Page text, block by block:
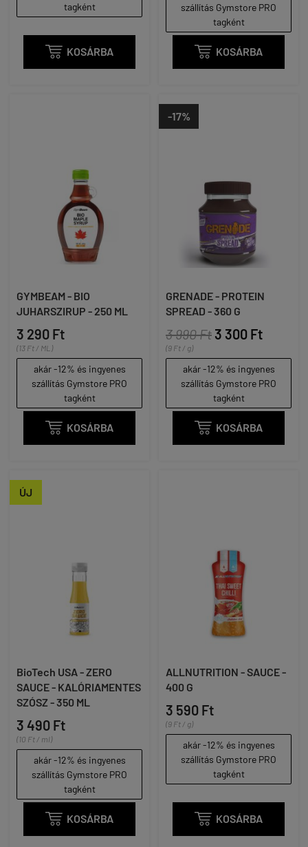
tagként
 KOSÁRBA
szállítás Gymstore PRO
tagként
 KOSÁRBA
GYMBEAM - BIO
JUHARSZIRUP - 250 ML
3 290 Ft
(13 Ft / ML)
akár -12% és ingyenes
szállítás Gymstore PRO
tagként
 KOSÁRBA
-17%
GRENADE - PROTEIN
SPREAD - 360 G
3 990 Ft 3 300 Ft
(9 Ft / g)
akár -12% és ingyenes
szállítás Gymstore PRO
tagként
 KOSÁRBA
ÚJ
BioTech USA - ZERO
SAUCE - KALÓRIAMENTES
SZÓSZ - 350 ML
3 490 Ft
(10 Ft / ml)
akár -12% és ingyenes
szállítás Gymstore PRO
tagként
 KOSÁRBA
ALLNUTRITION - SAUCE -
400 G
3 590 Ft
(9 Ft / g)
akár -12% és ingyenes
szállítás Gymstore PRO
tagként
 KOSÁRBA